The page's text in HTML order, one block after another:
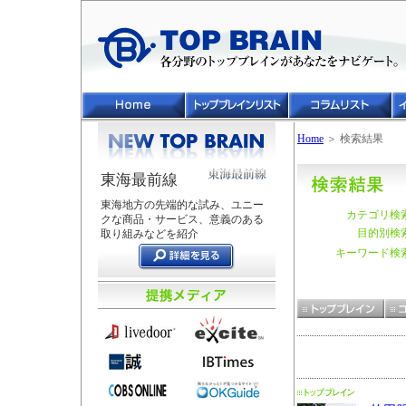
東海最前線
東海地方の先端的な試み、ユニー
クな商品・サービス、意義のある
取り組みなどを紹介
Home ＞ 検索結果
カテゴリ検
目的別検
キーワード検